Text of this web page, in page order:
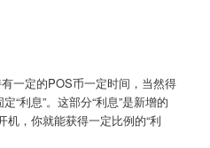
一定的POS币一定时间，当然得
“利息”。这部分“利息”是新增的
，你就能获得一定比例的“利